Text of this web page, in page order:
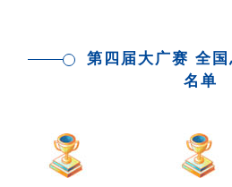
第四届大广赛 全
名单